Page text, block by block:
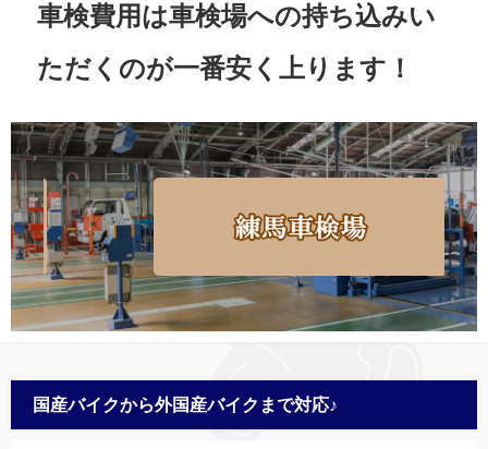
車検費用は車検場への持ち込みい
ただくのが一番安く上ります！
国産バイクから外国産バイクまで対応♪